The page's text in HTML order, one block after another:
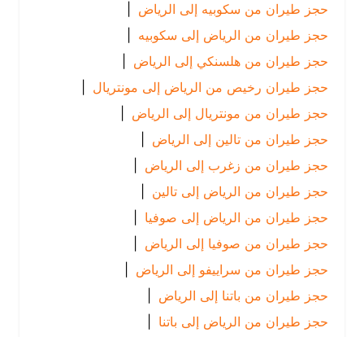
حجز طيران من سكوبيه إلى الرياض
|
حجز طيران من الرياض إلى سكوبيه |
حجز طيران من هلسنكي إلى الرياض
|
حجز طيران رخيص من الرياض إلى مونتريال |
حجز طيران من مونتريال إلى الرياض
|
حجز طيران من تالين إلى الرياض
|
حجز طيران من زغرب إلى الرياض
|
حجز طيران من الرياض إلى تالين
|
حجز طيران من الرياض إلى صوفيا
|
حجز طيران من صوفيا إلى الرياض
|
حجز طيران من سراييفو إلى الرياض
|
حجز طيران من باتنا إلى الرياض
|
حجز طيران من الرياض إلى باتنا |